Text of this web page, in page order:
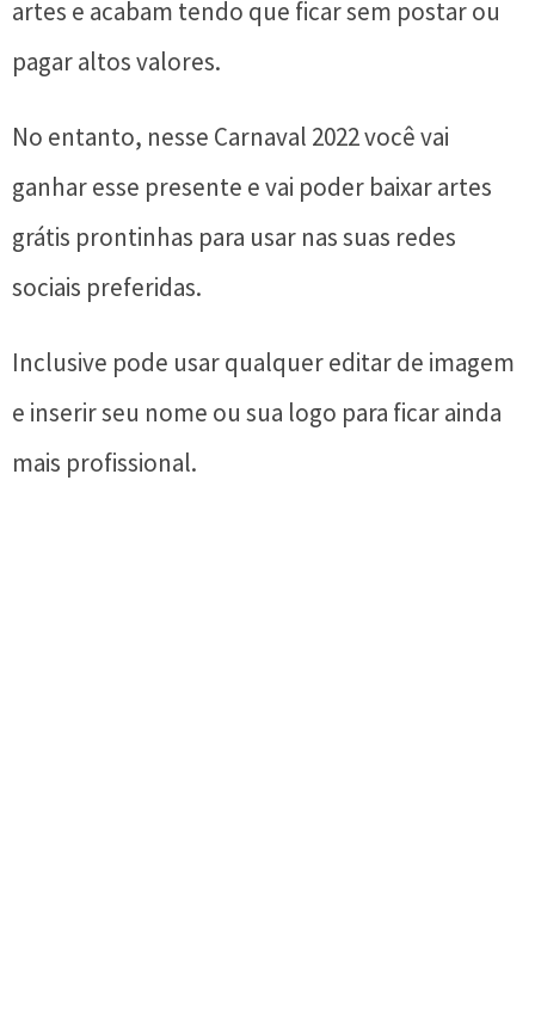
artes e acabam tendo que ficar sem postar ou
pagar altos valores.
No entanto, nesse Carnaval 2022 você vai
ganhar esse presente e vai poder baixar artes
grátis prontinhas para usar nas suas redes
sociais preferidas.
Inclusive pode usar qualquer editar de imagem
e inserir seu nome ou sua logo para ficar ainda
mais profissional.